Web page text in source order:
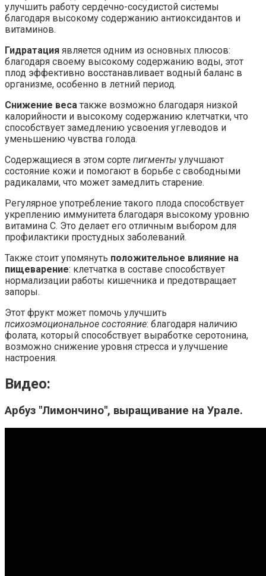
улучшить работу сердечно-сосудистой системы
благодаря высокому содержанию антиоксидантов и
витаминов.
Гидратация является одним из основных плюсов:
благодаря своему высокому содержанию воды, этот
плод эффективно восстанавливает водный баланс в
организме, особенно в летний период.
Снижение веса также возможно благодаря низкой
калорийности и высокому содержанию клетчатки, что
способствует замедлению усвоения углеводов и
уменьшению чувства голода.
Содержащиеся в этом сорте пигменты улучшают
состояние кожи и помогают в борьбе с свободными
радикалами, что может замедлить старение.
Регулярное употребление такого плода способствует
укреплению иммунитета благодаря высокому уровню
витамина С. Это делает его отличным выбором для
профилактики простудных заболеваний.
Также стоит упомянуть положительное влияние на
пищеварение: клетчатка в составе способствует
нормализации работы кишечника и предотвращает
запоры.
Этот фрукт может помочь улучшить
психоэмоциональное состояние: благодаря наличию
фолата, который способствует выработке серотонина,
возможно снижение уровня стресса и улучшение
настроения.
Видео:
Арбуз "Лимончино", выращивание на Урале.